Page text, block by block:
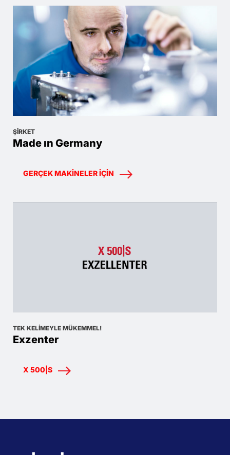
ŞIRKET
Made ın Germany
GERÇEK MAKINELER IÇIN
TEK KELIMEYLE MÜKEMMEL!
Exzenter
X 500|S